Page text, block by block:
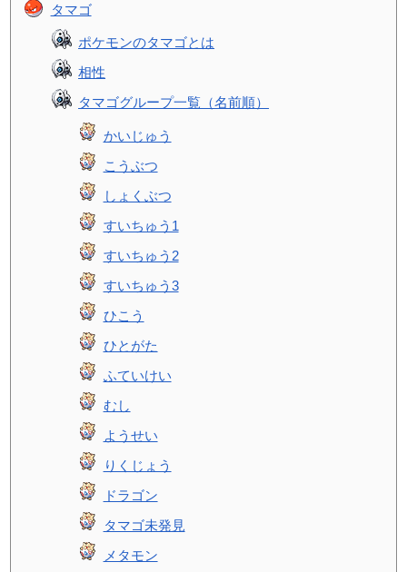
タマゴ
ポケモンのタマゴとは
相性
タマゴグループ一覧（名前順）
かいじゅう
こうぶつ
しょくぶつ
すいちゅう1
すいちゅう2
すいちゅう3
ひこう
ひとがた
ふていけい
むし
ようせい
りくじょう
ドラゴン
タマゴ未発見
メタモン